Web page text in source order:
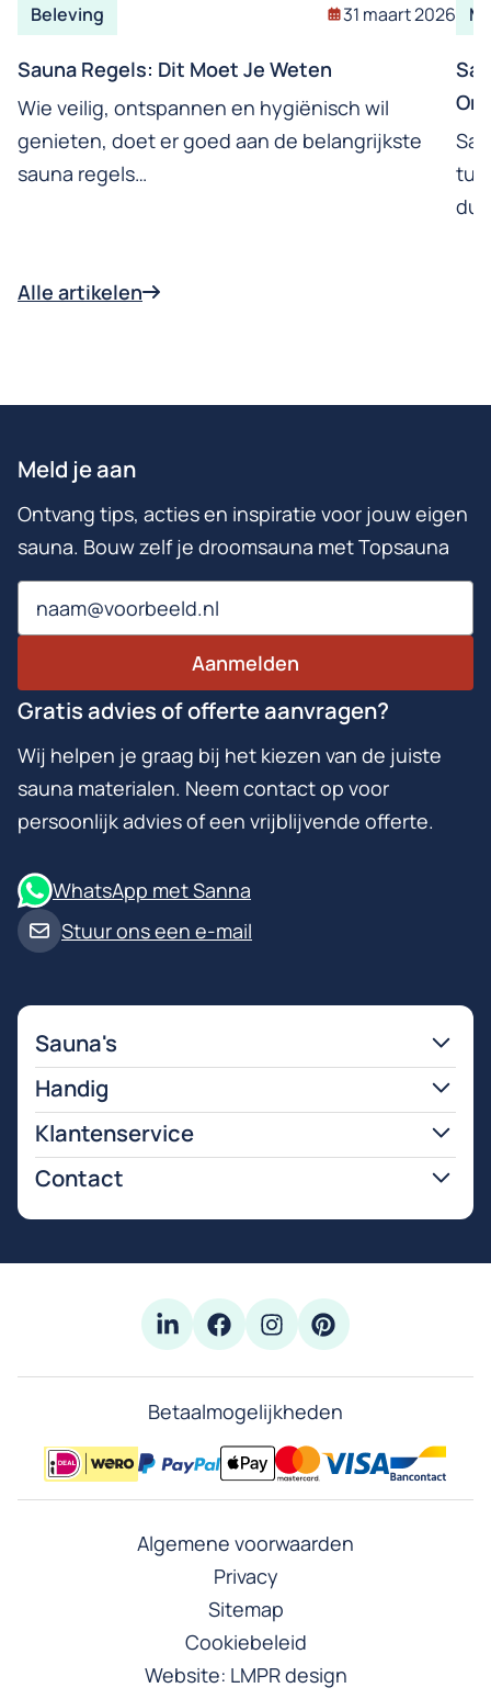
Beleving 31 maart 2026
Sauna Regels: Dit Moet Je Weten
Wie veilig, ontspannen en hygiënisch wil
genieten, doet er goed aan de belangrijkste
sauna regels…
Alle artikelen
Meld je aan
Ontvang tips, acties en inspiratie voor jouw eigen
sauna. Bouw zelf je droomsauna met Topsauna
Email
Aanmelden
Gratis advies of offerte aanvragen?
Wij helpen je graag bij het kiezen van de juiste
sauna materialen. Neem contact op voor
persoonlijk advies of een vrijblijvende offerte.
Stuur ons een e-mail
WhatsApp met Sanna
Sauna's
Handig
Klantenservice
Contact
Betaalmogelijkheden
Algemene voorwaarden
Privacy
Sitemap
Cookiebeleid
Website: LMPR design